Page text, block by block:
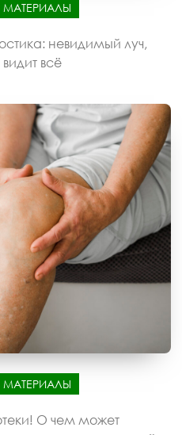
невидимый луч,
всё
О чем может